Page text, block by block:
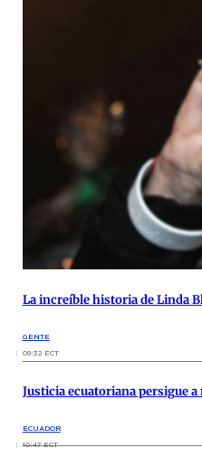
La increíble historia de Linda
GENTE
09:32 ECT
Justicia ecuatoriana persigue
ECUADOR
10:47 ECT